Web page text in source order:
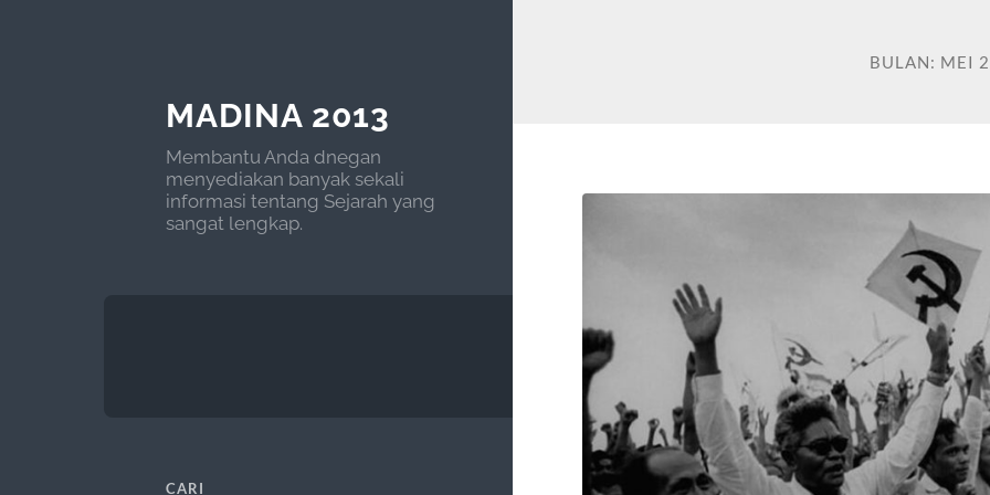
MADINA 2013
Membantu Anda dnegan
menyediakan banyak sekali
informasi tentang Sejarah yang
sangat lengkap.
CARI
BULAN: MEI